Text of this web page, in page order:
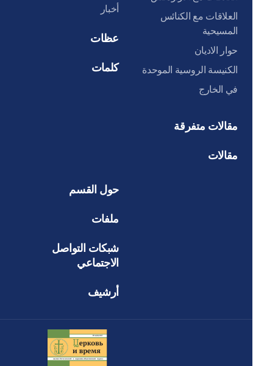
أخبار
عظات
كلمات
العلاقات مع الكنائس
المسيحية
حوار الاديان
الكنيسة الروسية الموحدة
في الخارج
مقالات متفرقة
مقالات
حول القسم
ملفات
شبكات التواصل
الاجتماعي
أرشيف